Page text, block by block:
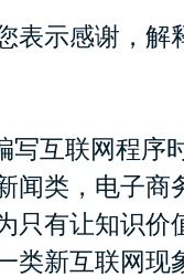
表示感谢，
写互联网程序
闻类，电子
只有让知识
类新互联网现